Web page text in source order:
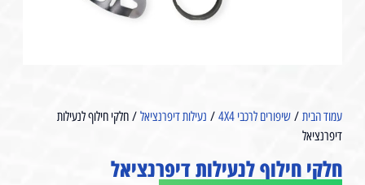
עמוד הבית/ שיפורים לרכבי 4X4 / נעילות דיפרנציאל/ חלקי חילוף לנעילות
דיפרנציאל
חלקי חילוף לנעילות דיפרנציאל